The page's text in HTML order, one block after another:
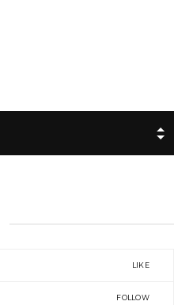
LIKE
FOLLOW